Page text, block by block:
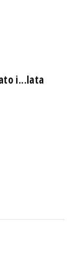
i...lata